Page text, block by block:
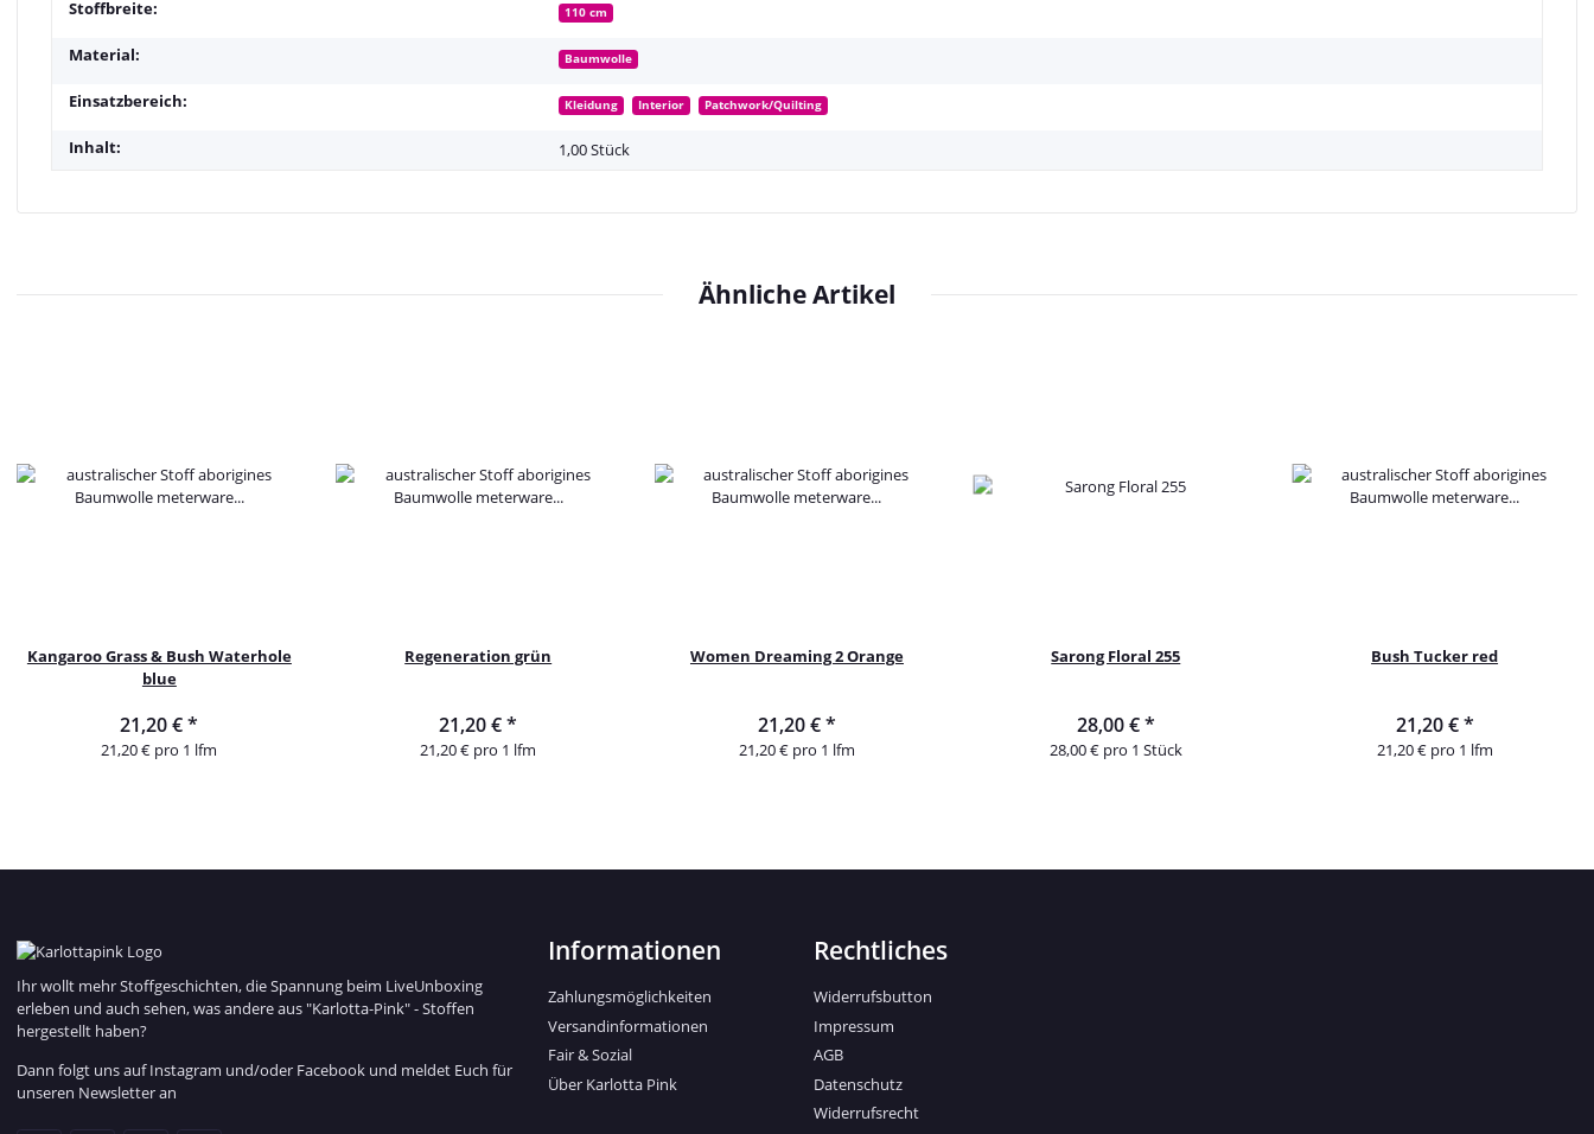
Stoffbreite: 110 cm
Material: Baumwolle
Einsatzbereich: Kleidung Interior Patchwork/Quilting
Inhalt: 1,00 Stück
Ähnliche Artikel
Kangaroo Grass & Bush Waterhole
blue
21,20 €*
21,20 € pro 1 lfm
Regeneration grün
21,20 €*
21,20 € pro 1 lfm
Women Dreaming 2 Orange
21,20 €*
21,20 € pro 1 lfm
Sarong Floral 255
28,00 €*
28,00 € pro 1 Stück
Bush Tucker red
21,20 €*
21,20 € pro 1 lfm
Ihr wollt mehr Stoffgeschichten, die Spannung beim LiveUnboxing
erleben und auch sehen, was andere aus "Karlotta-Pink" - Stoffen
hergestellt haben?
Dann folgt uns auf Instagram und/oder Facebook und meldet Euch für
unseren Newsletter an
Informationen
Zahlungsmöglichkeiten
Versandinformationen
Fair & Sozial
Über Karlotta Pink
Rechtliches
Widerrufsbutton
Impressum
AGB
Datenschutz
Widerrufsrecht